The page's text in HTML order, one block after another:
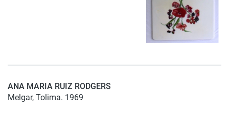
ANA MARIA RUIZ RODGERS
Melgar, Tolima. 1969